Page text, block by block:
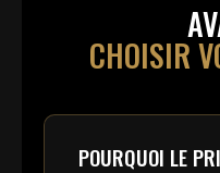
CHOISIR
POURQUOI LE